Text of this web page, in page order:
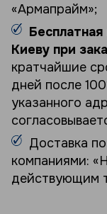
«Армапрайм»;
Киеву при
кратчайшие
дней после
указанного
Доставка
компаниями:
действующим